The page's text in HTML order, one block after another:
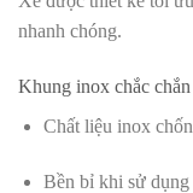
nhanh chóng.
Khung inox chắc chắn
Chất liệu inox
Bền bỉ khi sử dụng